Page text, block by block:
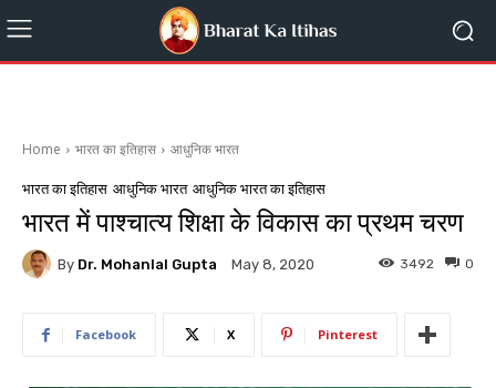
Home भारत का इतिहास आधुनिक भारत
भारत का इतिहास आधुनिक भारत आधुनिक भारत का इतिहास
भारत में पाश्चात्य शिक्षा के विकास का प्रथम चरण
By Dr. Mohanlal Gupta May 8, 2020 0
3492
Facebook X Pinterest